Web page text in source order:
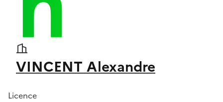
VINCENT Alexandre
Licence